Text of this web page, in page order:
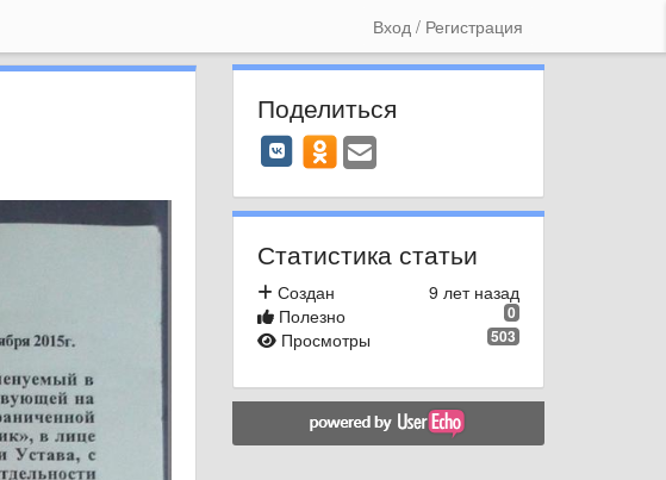
Вход / Регистрация
Поделиться
Статистика статьи
9 лет назад
Создан
0
Полезно
503
Просмотры